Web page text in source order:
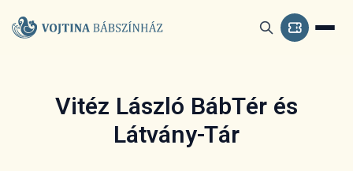
Vitéz László BábTér és
Látvány-Tár